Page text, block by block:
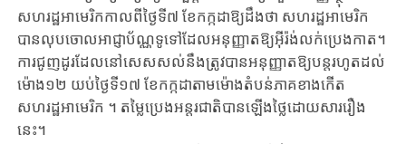
សហរដ្ឋអាមេរិកកាលពីថ្ងៃទី៧ ខែកក្កដាឱ្យដឹងថា សហរដ្ឋអាមេរិក
បានលុបចោលអាជ្ញាប័ណ្ណទូទៅដែលអនុញ្ញាតឱ្យអ៊ីរ៉ង់លក់ប្រេងកាត។
ការជូញដូរដែលនៅសេសសល់នឹងត្រូវបានអនុញ្ញាតឱ្យបន្តរហូតដល់
ម៉ោង១២ យប់ថ្ងៃទី១៧ ខែកក្កដាតាមម៉ោងតំបន់ភាគខាងកើត
សហរដ្ឋអាមេរិក ។ តម្លៃប្រេងអន្តរជាតិបានឡើងថ្លៃដោយសាររឿង
នេះ។